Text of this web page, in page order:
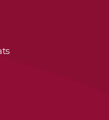
i de
preferències,